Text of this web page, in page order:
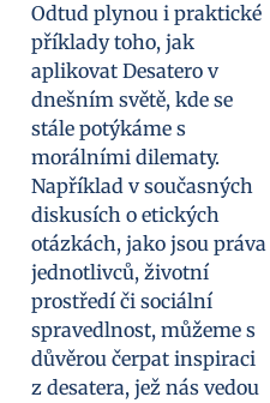
Odtud plynou i praktické
příklady toho, jak
aplikovat Desatero v
dnešním světě, kde se
stále potýkáme s
morálními dilematy.
Například v současných
diskusích o etických
otázkách, jako jsou práva
jednotlivců, životní
prostředí či sociální
spravedlnost, můžeme s
důvěrou čerpat inspiraci
z desatera, jež nás vedou